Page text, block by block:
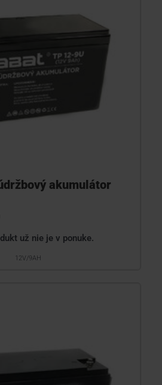
akumulátor
už nie je v ponuke.
12V/9AH